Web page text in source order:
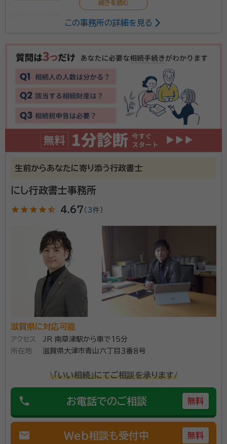
資格等：特定行政書士
この事務所の詳細を見る
生前からあなたに寄り添う行政書士
にし行政書士事務所
star star star star star_half 4.67 （ 3件）
滋賀県に対応可能
アクセス
JR 南草津駅から車で15分
所在地
滋賀県大津市青山六丁目３番８号
\「いい相続」にてご相談を承ります/
phone お電話でのご相談 無料
mail Web相談も受付中 無料